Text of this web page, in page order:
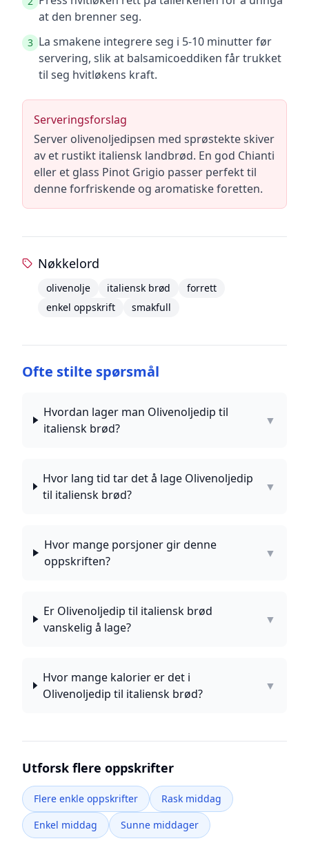
at den brenner seg.
3 La smakene integrere seg i 5-10 minutter før
servering, slik at balsamicoeddiken får trukket
til seg hvitløkens kraft.
Serveringsforslag
Server olivenoljedipsen med sprøstekte skiver
av et rustikt italiensk landbrød. En god Chianti
eller et glass Pinot Grigio passer perfekt til
denne forfriskende og aromatiske foretten.
Nøkkelord
olivenolje italiensk brød
forrett
enkel oppskrift
smakfull
Ofte stilte spørsmål
Hvordan lager man Olivenoljedip til
italiensk brød?
▼
Hvor lang tid tar det å lage Olivenoljedip
til italiensk brød?
▼
Hvor mange porsjoner gir denne
oppskriften?
▼
Er Olivenoljedip til italiensk brød
vanskelig å lage?
▼
Hvor mange kalorier er det i
Olivenoljedip til italiensk brød?
▼
Utforsk flere oppskrifter
Flere enkle oppskrifter
Rask middag
Enkel middag
Sunne middager